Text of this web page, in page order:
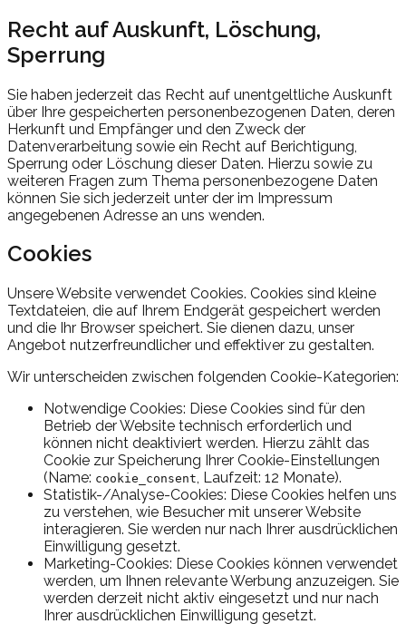
Recht auf Auskunft, Löschung,
Sperrung
Sie haben jederzeit das Recht auf unentgeltliche Auskunft
über Ihre gespeicherten personenbezogenen Daten, deren
Herkunft und Empfänger und den Zweck der
Datenverarbeitung sowie ein Recht auf Berichtigung,
Sperrung oder Löschung dieser Daten. Hierzu sowie zu
weiteren Fragen zum Thema personenbezogene Daten
können Sie sich jederzeit unter der im Impressum
angegebenen Adresse an uns wenden.
Cookies
Unsere Website verwendet Cookies. Cookies sind kleine
Textdateien, die auf Ihrem Endgerät gespeichert werden
und die Ihr Browser speichert. Sie dienen dazu, unser
Angebot nutzerfreundlicher und effektiver zu gestalten.
Wir unterscheiden zwischen folgenden Cookie-Kategorien:
Notwendige Cookies: Diese Cookies sind für den
Betrieb der Website technisch erforderlich und
können nicht deaktiviert werden. Hierzu zählt das
Cookie zur Speicherung Ihrer Cookie-Einstellungen
(Name: cookie_consent, Laufzeit: 12 Monate).
Statistik-/Analyse-Cookies: Diese Cookies helfen uns
zu verstehen, wie Besucher mit unserer Website
interagieren. Sie werden nur nach Ihrer ausdrücklichen
Einwilligung gesetzt.
Marketing-Cookies: Diese Cookies können verwendet
werden, um Ihnen relevante Werbung anzuzeigen. Sie
werden derzeit nicht aktiv eingesetzt und nur nach
Ihrer ausdrücklichen Einwilligung gesetzt.